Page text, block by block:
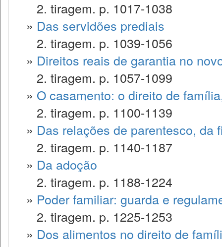
2. tiragem. p. 1017-1038
» Das servidões prediais
2. tiragem. p. 1039-1056
» Direitos reais de garantia no
2. tiragem. p. 1057-1099
» O casamento: o direito de
2. tiragem. p. 1100-1139
» Das relações de parentesco,
2. tiragem. p. 1140-1187
» Da adoção
2. tiragem. p. 1188-1224
» Poder familiar: guarda e
2. tiragem. p. 1225-1253
» Dos alimentos no direito de